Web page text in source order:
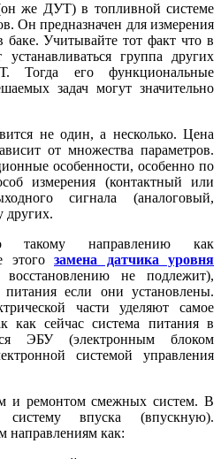
же ДУТ) в топливной системе
Он предназначен для измерения
баке. Учитывайте тот факт что в
группа других
Тогда его функциональные
задач могут значительно
не один, а несколько. Цена
от множества параметров.
особенности, особенно по
измерения (контактный или
сигнала (аналоговый,
других.
такому направлению как
этого замена датчика уровня
восстановлению не подлежит),
если они установлены.
части уделяют самое
как сейчас система питания в
ЭБУ (электронным блоком
системой управления
и ремонтом смежных систем. В
систему впуска (впускную).
направлениям как: